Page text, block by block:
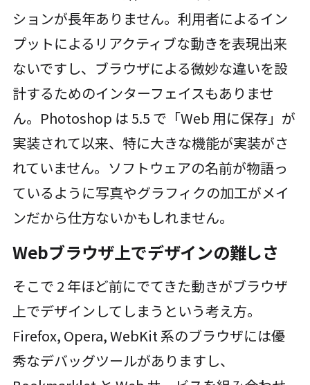
ションが長年ありません。利用者によるイン
プットによるリアクティブな動きを表現出来
ないですし、ブラウザによる微妙な違いを設
計するためのインターフェイスもありませ
ん。Photoshop は 5.5 で「Web 用に保存」が
実装されて以来、特に大きな機能が実装がさ
れていません。ソフトウェアの名前が物語っ
ているように写真やグラフィクの加工がメイ
ンだから仕方ないかもしれません。
Webブラウザ上でデザインの難しさ
そこで 2 年ほど前にでてきた動きがブラウザ
上でデザインしてしまうという考え方。
Firefox, Opera, WebKit 系のブラウザには優
秀なデバッグツールがありますし、